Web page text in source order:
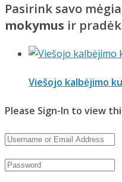
Pasirink savo
mokymus ir
Viešojo kalbėjimo
Please Sign-In to view